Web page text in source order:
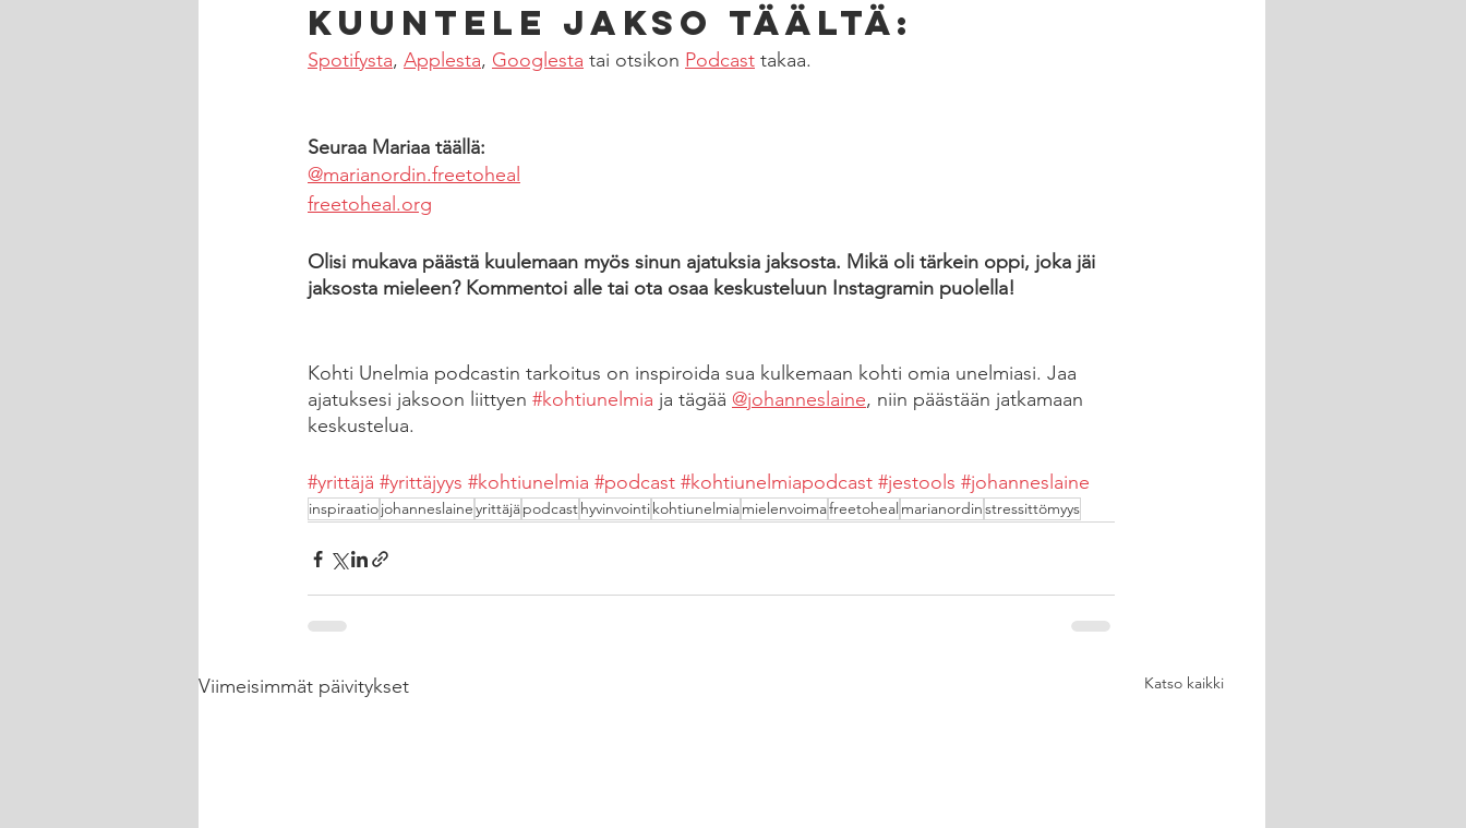
Kuuntele jakso täältä:
Spotifysta, Applesta, Googlesta tai otsikon Podcast takaa.
Seuraa Mariaa täällä:
@marianordin.freetoheal
freetoheal.org
Olisi mukava päästä kuulemaan myös sinun ajatuksia jaksosta. Mikä oli tärkein oppi, joka jäi
jaksosta mieleen? Kommentoi alle tai ota osaa keskusteluun Instagramin puolella!
Kohti Unelmia podcastin tarkoitus on inspiroida sua kulkemaan kohti omia unelmiasi. Jaa
ajatuksesi jaksoon liittyen #kohtiunelmia ja tägää @johanneslaine, niin päästään jatkamaan
keskustelua.
#yrittäjä #yrittäjyys #kohtiunelmia #podcast #kohtiunelmiapodcast #jestools #johanneslaine
inspiraatiojohanneslaineyrittäjäpodcasthyvinvointikohtiunelmiamielenvoimafreetoheal marianordinstressittömyys
Viimeisimmät päivitykset Katso kaikki